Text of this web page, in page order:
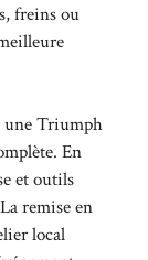
freins ou
une Triumph
En
et outils
remise en
local